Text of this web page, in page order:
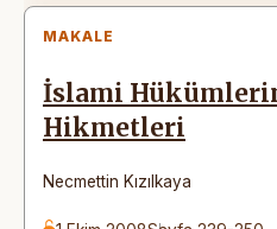
MAKALE
İslami
Hikmetleri
Necmettin Kızılkaya